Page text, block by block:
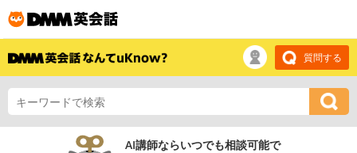
質問する
AI講師ならいつでも相談可能で